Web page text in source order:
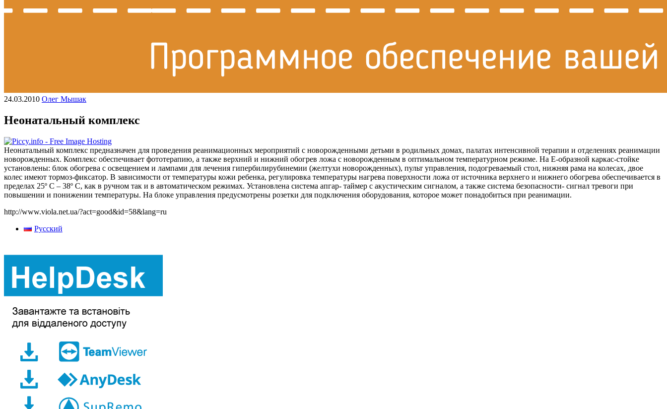
24.03.2010 Олег Мышак
Неонатальный комплекс
Неонатальный комплекс предназначен для проведения реанимационных мероприятий с новорожденными детьми в родильных домах, палатах интенсивной терапии и отделениях реанимации
новорожденных. Комплекс обеспечивает фототерапию, а также верхний и нижний обогрев ложа с новорожденным в оптимальном температурном режиме. На Е-образной каркас-стойке
установлены: блок обогрева с освещением и лампами для лечения гипербилирубинемии (желтухи новорожденных), пульт управления, подогреваемый стол, нижняя рама на колесах, двое
колес имеют тормоз-фиксатор. В зависимости от температуры кожи ребенка, регулировка температуры нагрева поверхности ложа от источника верхнего и нижнего обогрева обеспечивается в
пределах 25º С – 38º С, как в ручном так и в автоматическом режимах. Установлена система апгар- таймер с акустическим сигналом, а также система безопасности- сигнал тревоги при
повышении и понижении температуры. На блоке управления предусмотрены розетки для подключения оборудования, которое может понадобиться при реанимации.
http://www.viola.net.ua/?act=good&id=58&lang=ru
Русский